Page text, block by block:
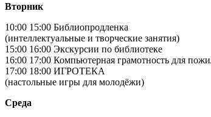
Вторник
10:00 15:00 Библиопродленка
(интеллектуальные и творческие занятия)
15:00 16:00 Экскурсии по библиотеке
16:00 17:00 Компьютерная грамотность для
17:00 18:00 ИГРОТЕКА
(настольные игры для молодёжи)
Среда